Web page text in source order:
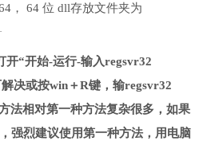
， 64 位 dll存放文件夹为
开“开始-运行-输入regsvr32
决或按win＋R键，输regsvr32
法相对第一种方法复杂很多，如果
强烈建议使用第一种方法，用电脑